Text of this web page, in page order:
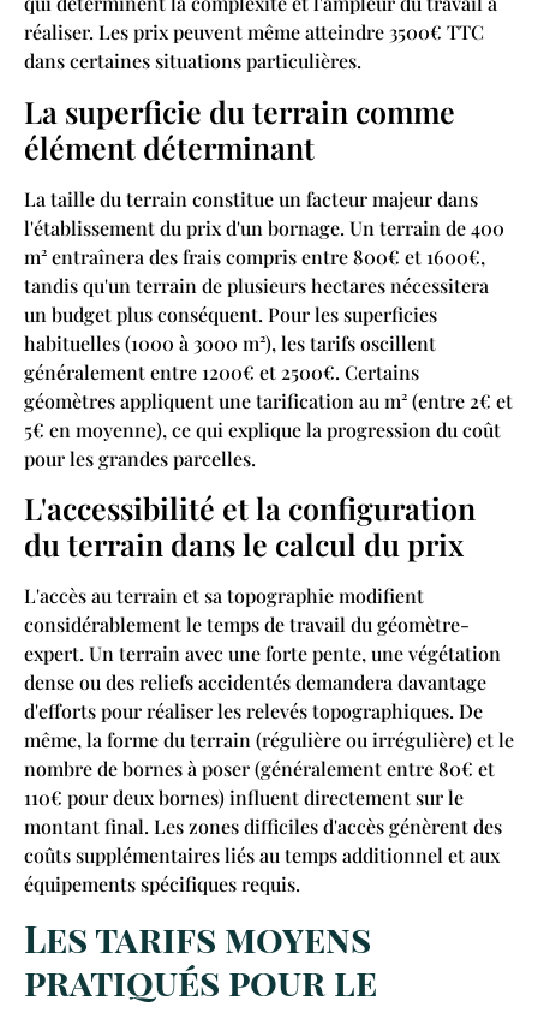
réaliser. Les prix peuvent même atteindre 3500€ TTC
dans certaines situations particulières.
La superficie du terrain comme
élément déterminant
La taille du terrain constitue un facteur majeur dans
l'établissement du prix d'un bornage. Un terrain de 400
m² entraînera des frais compris entre 800€ et 1600€,
tandis qu'un terrain de plusieurs hectares nécessitera
un budget plus conséquent. Pour les superficies
habituelles (1000 à 3000 m²), les tarifs oscillent
généralement entre 1200€ et 2500€. Certains
géomètres appliquent une tarification au m² (entre 2€ et
5€ en moyenne), ce qui explique la progression du coût
pour les grandes parcelles.
L'accessibilité et la configuration
du terrain dans le calcul du prix
L'accès au terrain et sa topographie modifient
considérablement le temps de travail du géomètre-
expert. Un terrain avec une forte pente, une végétation
dense ou des reliefs accidentés demandera davantage
d'efforts pour réaliser les relevés topographiques. De
même, la forme du terrain (régulière ou irrégulière) et le
nombre de bornes à poser (généralement entre 80€ et
110€ pour deux bornes) influent directement sur le
montant final. Les zones difficiles d'accès génèrent des
coûts supplémentaires liés au temps additionnel et aux
équipements spécifiques requis.
Les tarifs moyens
pratiqués pour le